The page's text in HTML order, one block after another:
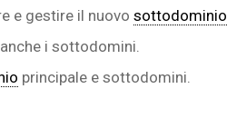
e gestire il nuovo sottodominio
i sottodomini.
principale e sottodomini.